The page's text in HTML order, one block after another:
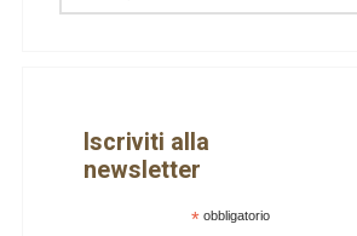
Iscriviti alla
newsletter
*obbligatorio